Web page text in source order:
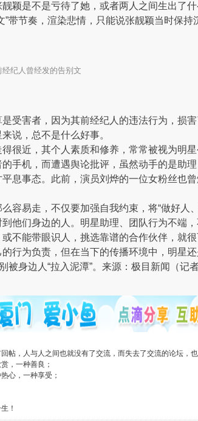
颖是不是亏待了她，或者两人之间生出了
”带节奏，渲染悲情，只能说张靓颖当时保持
经纪人曾经发的告别文
受害者，因为其前经纪人的违法行为，损
说，总不是什么好事。
很近，其个人素质和修养，常常被视为明
手机，而遭遇舆论批评，虽然动手的是助
息事态。此前，演员刘烨的一位女粉丝也
容易走，不仅要加强自我约束，将“做好
他们身边的人。明星助理、团队行为不端
不能带眼识人，挑选靠谱的合作伙伴，就很
行为负责，但在当下的传播环境中，明星
被身边人“拉入泥潭”。 来源：极目新闻（记
帖，人与人之间也就没有了交流，而失去了交流的论坛，
，一种善良；
心，一种享受；
！